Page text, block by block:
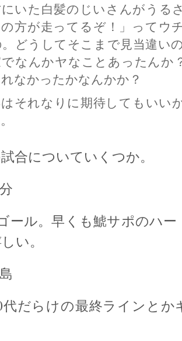
いた白髪のじいさんがうる
方が走ってるぞ！」ってウ
どうしてそこまで見当違い
なんかヤなことあったんか
なかったかなんかか？
それなりに期待してもいい
合についていくつか。
ール。早くも鯱サポのハ
い。
代だらけの最終ラインとか